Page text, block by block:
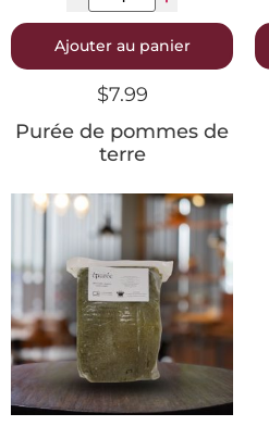
Purée de pommes de
terre
$7.99
Ajouter au panier